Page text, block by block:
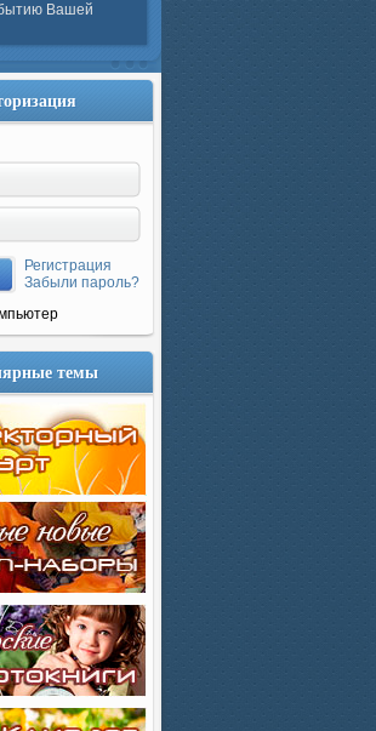
Вашей
Регистрация
Забыли пароль?
темы